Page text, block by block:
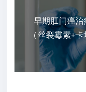
早期肛门癌
（丝裂霉素+